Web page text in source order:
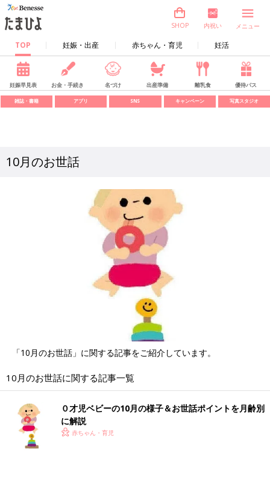
TOP 妊娠・出産 赤ちゃん・育児 妊活
SHOP 内祝い メニュー
妊娠早見表 お金・手続き 名づけ 出産準備 離乳食 優待パス
雑誌・書籍 アプリ SNS キャンペーン 写真スタジオ
10月のお世話
「10月のお世話」に関する記事をご紹介しています。
10月のお世話に関する記事一覧
０才児ベビーの10月の様子＆お世話ポイントを月齢別
に解説
赤ちゃん・育児